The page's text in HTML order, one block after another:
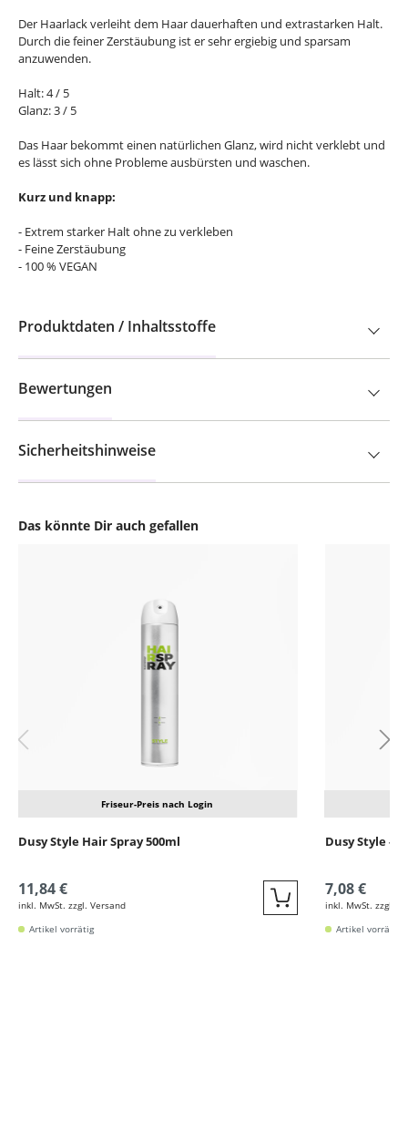
Das könnte Dir auch gefallen
Friseur-Preis nach Login
Dusy Style Hair Spray 500ml
11,84 €
inkl. MwSt. zzgl. Versand Quickbuy
Artikel vorrätig
Dusy Style -
7,08 €
inkl. MwSt. zzgl.
Artikel vorrätig
Der Haarlack verleiht dem Haar dauerhaften und extrastarken Halt.
Durch die feiner Zerstäubung ist er sehr ergiebig und sparsam
anzuwenden.
Halt: 4 / 5
Glanz: 3 / 5
Das Haar bekommt einen natürlichen Glanz, wird nicht verklebt und
es lässt sich ohne Probleme ausbürsten und waschen.
Kurz und knapp:
- Extrem starker Halt ohne zu verkleben
- Feine Zerstäubung
- 100 % VEGAN
Produktdaten / Inhaltsstoffe
Bewertungen
Sicherheitshinweise